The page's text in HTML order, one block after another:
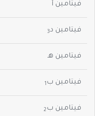
فيتامين أ
فيتامين د3
فيتامين هـ
فيتامين ب 1
فيتامين ب 2